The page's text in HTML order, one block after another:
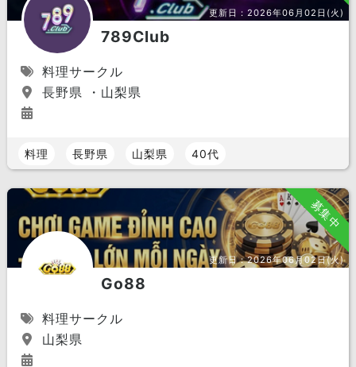
更新日：2026年06月02日(火)
789Club
料理サークル
長野県 ・山梨県
料理 長野県 山梨県 40代
募集中
更新日：2026年06月02日(火)
Go88
料理サークル
山梨県